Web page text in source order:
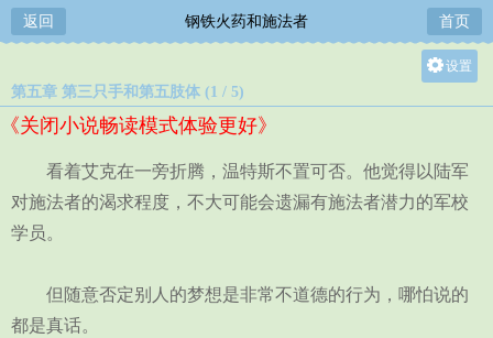
返回 钢铁火药和施法者 首页
设置
中
小
第五章 第三只手和第五肢体 (1 / 5)
《关闭小说畅读模式体验更好》
看着艾克在一旁折腾，温特斯不置可否。他觉得以陆军
对施法者的渴求程度，不大可能会遗漏有施法者潜力的军校
学员。
但随意否定别人的梦想是非常不道德的行为，哪怕说的
都是真话。